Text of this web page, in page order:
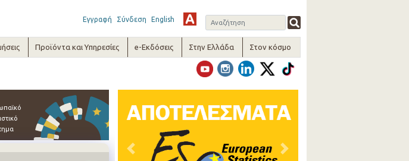
Εγγραφή Σύνδεση English
Προϊόντα και Υπηρεσίες e-Εκδόσεις Στην Ελλάδα Στον κόσμο
Previous Next